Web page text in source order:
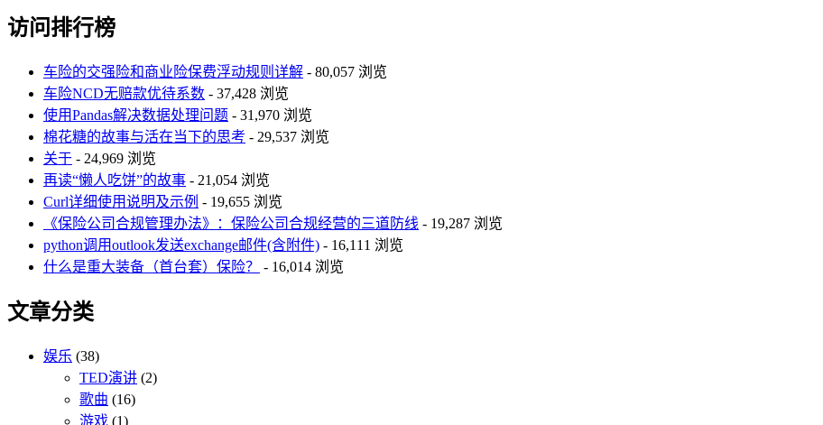
访问排行榜
车险的交强险和商业险保费浮动规则详解 - 80,057 浏览
车险NCD无赔款优待系数 - 37,428 浏览
使用Pandas解决数据处理问题 - 31,970 浏览
棉花糖的故事与活在当下的思考 - 29,537 浏览
关于 - 24,969 浏览
再读“懒人吃饼”的故事 - 21,054 浏览
Curl详细使用说明及示例 - 19,655 浏览
《保险公司合规管理办法》：保险公司合规经营的三道防线 - 19,287 浏览
python调用outlook发送exchange邮件(含附件) - 16,111 浏览
什么是重大装备（首台套）保险？
- 16,014 浏览
文章分类
娱乐 (38)
TED演讲 (2)
歌曲 (16)
游戏 (1)